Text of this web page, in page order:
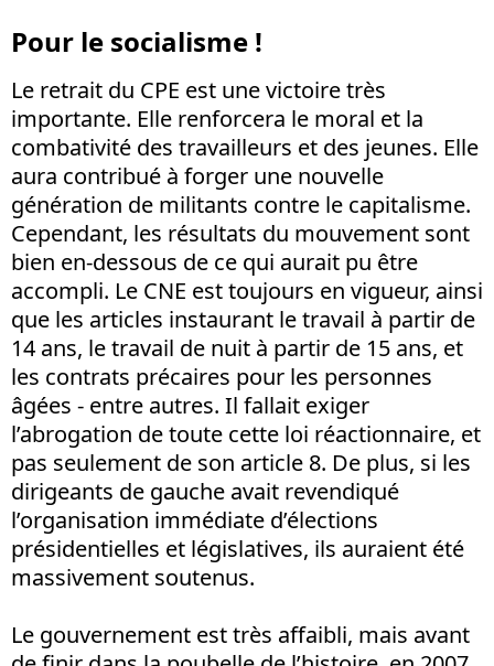
Pour le socialisme !
Le retrait du CPE est une victoire très
importante. Elle renforcera le moral et la
combativité des travailleurs et des jeunes. Elle
aura contribué à forger une nouvelle
génération de militants contre le capitalisme.
Cependant, les résultats du mouvement sont
bien en-dessous de ce qui aurait pu être
accompli. Le CNE est toujours en vigueur, ainsi
que les articles instaurant le travail à partir de
14 ans, le travail de nuit à partir de 15 ans, et
les contrats précaires pour les personnes
âgées - entre autres. Il fallait exiger
l’abrogation de toute cette loi réactionnaire, et
pas seulement de son article 8. De plus, si les
dirigeants de gauche avait revendiqué
l’organisation immédiate d’élections
présidentielles et législatives, ils auraient été
massivement soutenus.
Le gouvernement est très affaibli, mais avant